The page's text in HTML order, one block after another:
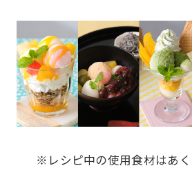
※レシピ中の使用食材はあく